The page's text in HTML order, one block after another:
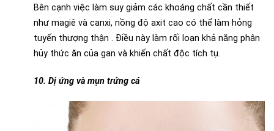
Bên cạnh việc làm suy giảm các khoáng chất cần thiết
như magiê và canxi, nồng độ axit cao có thể làm hỏng
tuyến thượng thận . Điều này làm rối loạn khả năng phân
hủy thức ăn của gan và khiến chất độc tích tụ.
10. Dị ứng và mụn trứng cá